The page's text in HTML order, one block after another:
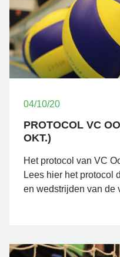
04/10/20
PROTOCOL VC
OKT.)
Het protocol van VC
Lees hier het protocol
en wedstrijden van de